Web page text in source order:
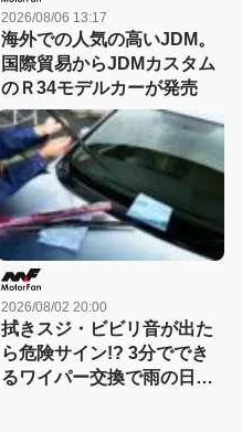
2026/08/06 13:17
海外での人気の高いJDM。
国際貿易からJDMカスタム
のＲ34モデルカーが発売
2026/08/02 20:00
拭きスジ・ビビリ音が出た
ら危険サイン!? 3分ででき
るワイパー交換で雨の日の